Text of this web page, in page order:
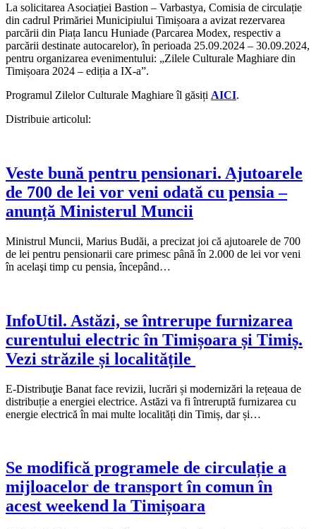
La solicitarea Asociației Bastion – Varbastya, Comisia de circulație
din cadrul Primăriei Municipiului Timișoara a avizat rezervarea
parcării din Piața Iancu Huniade (Parcarea Modex, respectiv a
parcării destinate autocarelor), în perioada 25.09.2024 – 30.09.2024,
pentru organizarea evenimentului: „Zilele Culturale Maghiare din
Timișoara 2024 – ediția a IX-a”.
Programul Zilelor Culturale Maghiare îl găsiți AICI.
Distribuie articolul:
Veste bună pentru pensionari. Ajutoarele
de 700 de lei vor veni odată cu pensia –
anunță Ministerul Muncii
Ministrul Muncii, Marius Budăi, a precizat joi că ajutoarele de 700
de lei pentru pensionarii care primesc până în 2.000 de lei vor veni
în acelaşi timp cu pensia, începând…
InfoUtil. Astăzi, se întrerupe furnizarea
curentului electric în Timișoara și Timiș.
Vezi străzile și localitățile
E-Distribuţie Banat face revizii, lucrări și modernizări la rețeaua de
distribuție a energiei electrice. Astăzi va fi întreruptă furnizarea cu
energie electrică în mai multe localități din Timiș, dar și…
Se modifică programele de circulație a
mijloacelor de transport în comun în
acest weekend la Timișoara